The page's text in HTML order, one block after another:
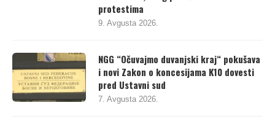
protestima
9. Avgusta 2026.
NGG “Očuvajmo duvanjski kraj“ pokušava
i novi Zakon o koncesijama K10 dovesti
pred Ustavni sud
7. Avgusta 2026.